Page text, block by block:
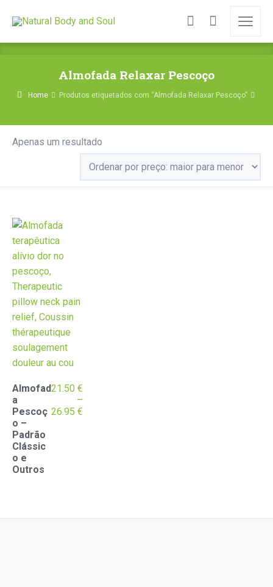
Almofada Relaxar Pescoço
Home Produtos etiquetados com “Almofada Relaxar Pescoço”
Apenas um resultado
Almofad
a
Pescoç
o –
Padrão
Clássic
o e
Outros
21.50 €
–
26.95 €Price